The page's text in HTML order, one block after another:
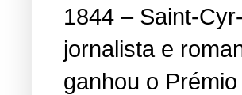
1844 – Saint-
jornalista e
ganhou o